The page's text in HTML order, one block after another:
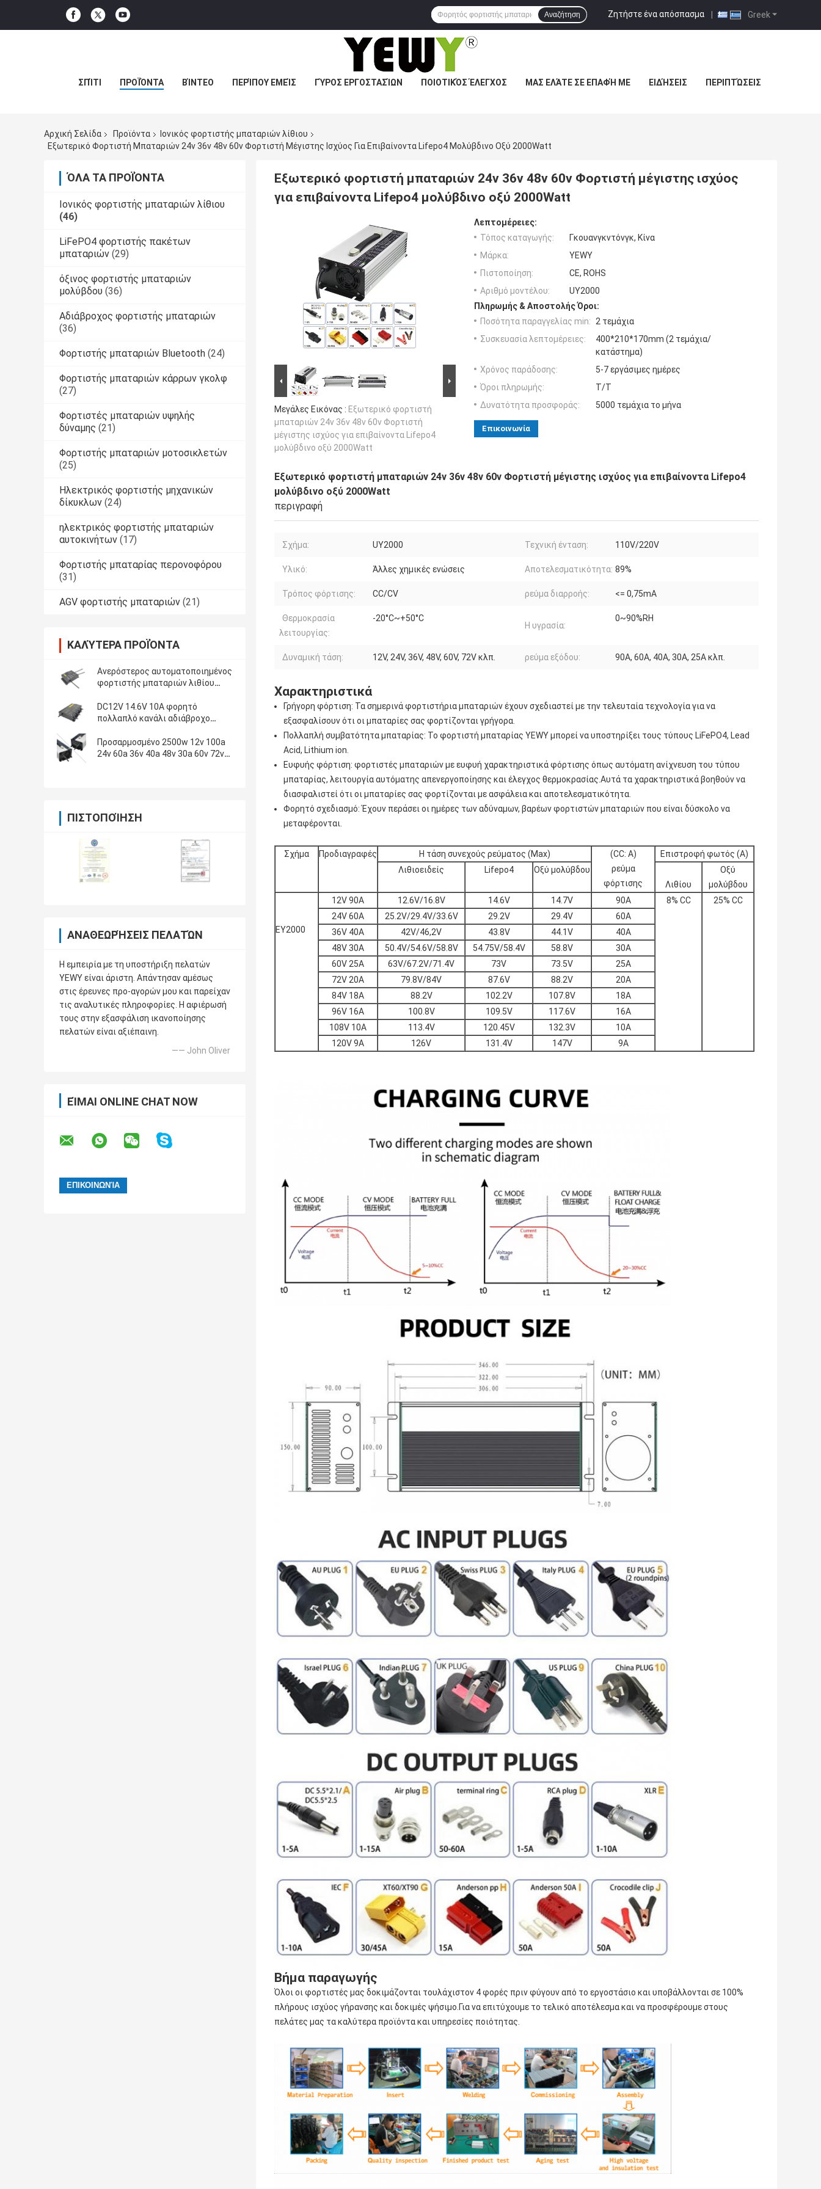
Greek
Ζητήστε ένα απόσπασμα |
Αναζήτηση
ΣΠΊΤΙ ΠΡΟΪΌΝΤΑ ΒΊΝΤΕΟ ΠΕΡΊΠΟΥ ΕΜΕΊΣ ΓΎΡΟΣ ΕΡΓΟΣΤΑΣΊΩΝ ΠΟΙΟΤΙΚΌΣ ΈΛΕΓΧΟΣ ΜΑΣ ΕΛΆΤΕ ΣΕ ΕΠΑΦΉ ΜΕ ΕΙΔΉΣΕΙΣ ΠΕΡΙΠΤΏΣΕΙΣ
Αρχική Σελίδα Προϊόντα
Ιονικός φορτιστής μπαταριών λίθιου
Εξωτερικό Φορτιστή Μπαταριών 24v 36v 48v 60v Φορτιστή Μέγιστης Ισχύος Για Επιβαίνοντα Lifepo4 Μολύβδινο Οξύ 2000Watt
ΌΛΑ ΤΑ ΠΡΟΪΌΝΤΑ
Ιονικός φορτιστής μπαταριών λίθιου
(46)
LiFePO4 φορτιστής πακέτων
μπαταριών (29)
όξινος φορτιστής μπαταριών
μολύβδου (36)
Αδιάβροχος φορτιστής μπαταριών
(36)
Φορτιστής μπαταριών Bluetooth (24)
Φορτιστής μπαταριών κάρρων γκολφ
(27)
Φορτιστές μπαταριών υψηλής
δύναμης (21)
Φορτιστής μπαταριών μοτοσικλετών
(25)
Ηλεκτρικός φορτιστής μηχανικών
δίκυκλων (24)
ηλεκτρικός φορτιστής μπαταριών
αυτοκινήτων (17)
Φορτιστής μπαταρίας περονοφόρου
(31)
AGV φορτιστής μπαταριών (21)
ΚΑΛΎΤΕΡΑ ΠΡΟΪΌΝΤΑ
Ανερόστερος αυτοματοποιημένος
φορτιστής μπαταριών λιθίου
τράπεζας για φορτίο πλοίων
λιμένα
DC12V 14.6V 10A φορητό
πολλαπλό κανάλι αδιάβροχο
φορτιστή μπαταρίας ιόντων
λιθίου
Προσαρμοσμένο 2500w 12v 100a
24v 60a 36v 40a 48v 30a 60v 72v
ΠΙΣΤΟΠΟΊΗΣΗ
ΑΝΑΘΕΩΡΉΣΕΙΣ ΠΕΛΑΤΏΝ
Η εμπειρία με τη υποστήριξη πελατών
YEWY είναι άριστη. Απάντησαν αμέσως
στις έρευνες προ-αγορών μου και παρείχαν
τις αναλυτικές πληροφορίες. Η αφιέρωσή
τους στην εξασφάλιση ικανοποίησης
πελατών είναι αξιέπαινη.
—— John Oliver
ΕΊΜΑΙ ONLINE CHAT NOW
Εξωτερικό φορτιστή μπαταριών 24v 36v 48v 60v Φορτιστή μέγιστης ισχύος
για επιβαίνοντα Lifepo4 μολύβδινο οξύ 2000Watt
Μεγάλες Εικόνας : Εξωτερικό φορτιστή
μπαταριών 24v 36v 48v 60v Φορτιστή
μέγιστης ισχύος για επιβαίνοντα Lifepo4
μολύβδινο οξύ 2000Watt
Λεπτομέρειες:
Τόπος καταγωγής:
Γκουανγκντόνγκ, Κίνα
Μάρκα:
YEWY
Πιστοποίηση:
CE, ROHS
Αριθμό μοντέλου:
UY2000
Πληρωμής & Αποστολής Όροι:
Ποσότητα παραγγελίας min:
2 τεμάχια
Συσκευασία λεπτομέρειες:
400*210*170mm (2 τεμάχια/
κατάστημα)
Χρόνος παράδοσης:
5-7 εργάσιμες ημέρες
Όροι πληρωμής:
Τ/Τ
Δυνατότητα προσφοράς:
5000 τεμάχια το μήνα
Επικοινωνία
Εξωτερικό φορτιστή μπαταριών 24v 36v 48v 60v Φορτιστή μέγιστης ισχύος για επιβαίνοντα Lifepo4
μολύβδινο οξύ 2000Watt
περιγραφή
Σχήμα: UY2000 Τεχνική ένταση: 110V/220V
Υλικό: Άλλες χημικές ενώσεις Αποτελεσματικότητα: 89%
Τρόπος φόρτισης: CC/CV ρεύμα διαρροής: <= 0,75mA
Θερμοκρασία
λειτουργίας:
-20°C~+50°C
Η υγρασία:
0~90%RH
Δυναμική τάση: 12V, 24V, 36V, 48V, 60V, 72V κλπ. ρεύμα εξόδου: 90A, 60A, 40A, 30A, 25A κλπ.
Χαρακτηριστικά
Γρήγορη φόρτιση: Τα σημερινά φορτιστήρια μπαταριών έχουν σχεδιαστεί με την τελευταία τεχνολογία για να
εξασφαλίσουν ότι οι μπαταρίες σας φορτίζονται γρήγορα.
Πολλαπλή συμβατότητα μπαταρίας: Το φορτιστή μπαταρίας YEWY μπορεί να υποστηρίξει τους τύπους LiFePO4, Lead
Acid, Lithium ion.
Ευφυής φόρτιση: φορτιστές μπαταριών με ευφυή χαρακτηριστικά φόρτισης όπως αυτόματη ανίχνευση του τύπου
μπαταρίας, λειτουργία αυτόματης απενεργοποίησης και έλεγχος θερμοκρασίας.Αυτά τα χαρακτηριστικά βοηθούν να
διασφαλιστεί ότι οι μπαταρίες σας φορτίζονται με ασφάλεια και αποτελεσματικότητα.
Φορητό σχεδιασμό: Έχουν περάσει οι ημέρες των αδύναμων, βαρέων φορτιστών μπαταριών που είναι δύσκολο να
μεταφέρονται.
Σχήμα Προδιαγραφές Η τάση συνεχούς ρεύματος (Max)
(CC: A)
ρεύμα
φόρτισης
Επιστροφή φωτός (A)
Λιθιοειδείς
Lifepo4
Οξύ μολύβδου
Λιθίου
Οξύ
μολύβδου
ΕΥ2000
12V 90A 12.6V/16.8V 14.6V 14.7V 90A 8% CC
25% CC
24V 60A
25.2V/29.4V/33.6V 29.2V 29.4V
60A
36V 40A
42V/46,2V 43.8V 44.1V
40Α
48V 30A
50.4V/54.6V/58.8V 54.75V/58.4V 58.8V
30Α
60V 25A
63V/67.2V/71.4V 73V 73.5V
25Α
72V 20A
79.8V/84V 87.6V 88.2V
20Α
84V 18A
88.2V 102.2V 107.8V
18Α
96V 16A
100.8V 109.5V 117.6V
16Α
108V 10A
113.4V 120.45V 132.3V
10Α
120V 9A
126V 131.4V 147V 9Α
Βήμα παραγωγής
Όλοι οι φορτιστές μας δοκιμάζονται τουλάχιστον 4 φορές πριν φύγουν από το εργοστάσιο και υποβάλλονται σε 100%
πλήρους ισχύος γήρανσης και δοκιμές ψήσιμο.Για να επιτύχουμε το τελικό αποτέλεσμα και να προσφέρουμε στους
πελάτες μας τα καλύτερα προϊόντα και υπηρεσίες ποιότητας.